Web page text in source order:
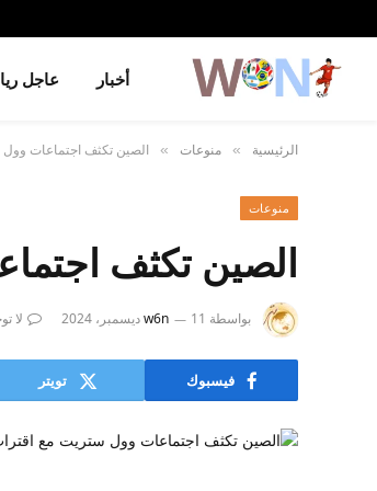
أخبار عاجل
الرئيسية » منوعات » الصين تكثف اجتماعات
منوعات
الصين تكثف
بواسطة w6n 11 ديسمبر، 2024 لا
فيسبوك تويتر